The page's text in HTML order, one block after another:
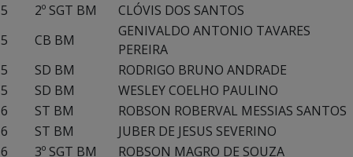
5
2º SGT BM
CLÓVIS DOS SANTOS
5
CB BM
GENIVALDO ANTONIO TAVARES
PEREIRA
5
SD BM
RODRIGO BRUNO ANDRADE
5
SD BM
WESLEY COELHO PAULINO
6
ST BM
ROBSON ROBERVAL MESSIAS SANTOS
6
ST BM
JUBER DE JESUS SEVERINO
6
3º SGT BM
ROBSON MAGRO DE SOUZA